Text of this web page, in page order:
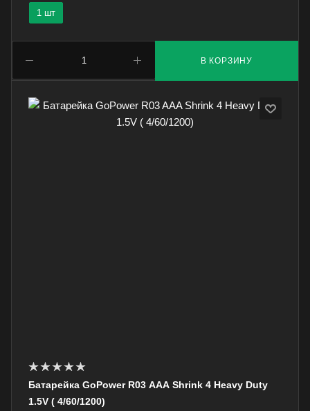
В КОРЗИНУ
1 шт
Батарейка GoPower R03 AAA Shrink 4 Heavy Duty
1.5V ( 4/60/1200)